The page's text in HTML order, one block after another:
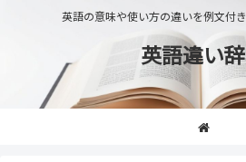
英語の意味や使い方の違いを例文付
英語違い